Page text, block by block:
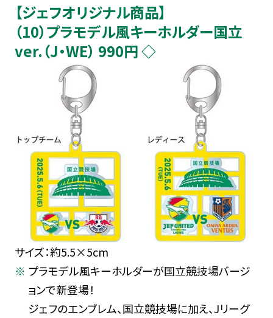
【ジェフオリジナル商品】
（10）プラモデル風キーホルダー国立
ver.（J・WE） 990円 ◇
サイズ：約5.5×5cm
プラモデル風キーホルダーが国立競技場バージ
ョンで新登場！
ジェフのエンブレム、国立競技場に加え、Jリーグ